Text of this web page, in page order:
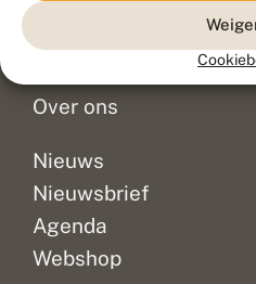
Doneer
Over ons
Nieuws
Nieuwsbrief
Agenda
Webshop